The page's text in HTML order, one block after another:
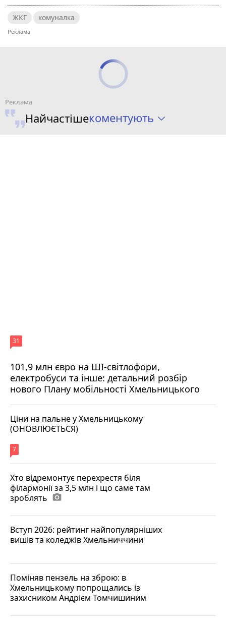
ЖКГ комуналка
Найчастішекоментують
101,9 млн євро на ШІ-світлофори,
електробуси та інше: детальний розбір
нового Плану мобільності Хмельницького
31
Ціни на пальне у Хмельницькому
(ОНОВЛЮЄТЬСЯ)
7
Хто відремонтує перехрестя біля
філармонії за 3,5 млн і що саме там
зроблять photo_camera
Вступ 2026: рейтинг найпопулярніших
вишів та коледжів Хмельниччини
Поміняв пензель на зброю: в
Хмельницькому попрощались із
захисником Андрієм Томчишиним